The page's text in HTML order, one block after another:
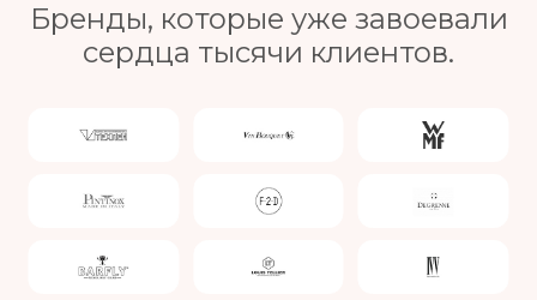
Бренды, которые уже завоевали
сердца тысячи клиентов.